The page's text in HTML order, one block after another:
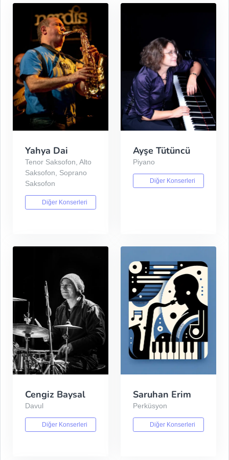
Yahya Dai
Tenor Saksofon, Alto
Saksofon, Soprano
Saksofon
Diğer Konserleri
Ayşe Tütüncü
Piyano
Diğer Konserleri
Cengiz Baysal
Davul
Diğer Konserleri
Saruhan Erim
Perküsyon
Diğer Konserleri